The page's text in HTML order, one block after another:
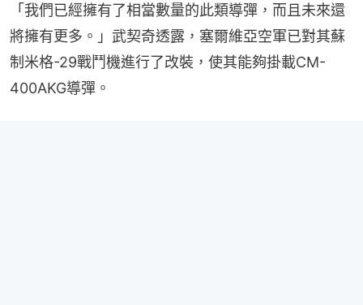
「我們已經擁有了相當數量的此類導彈，而且未來還
將擁有更多。」武契奇透露，塞爾維亞空軍已對其蘇
制米格-29戰鬥機進行了改裝，使其能夠掛載CM-
400AKG導彈。